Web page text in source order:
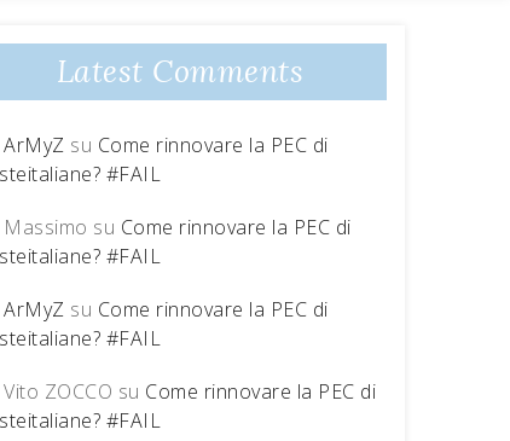
Latest Comments
ArMyZ su Come rinnovare la PEC di
#FAIL
Massimo su Come rinnovare la PEC di
#FAIL
ArMyZ su Come rinnovare la PEC di
#FAIL
Vito ZOCCO su Come rinnovare la PEC di
#FAIL